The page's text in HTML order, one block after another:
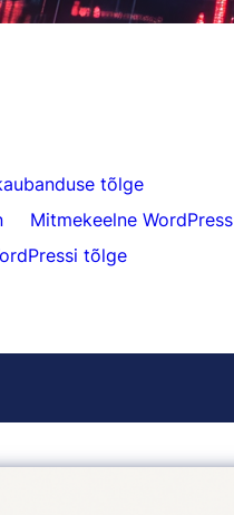
tõlge
Mitmekeelne WordPress
tõlge